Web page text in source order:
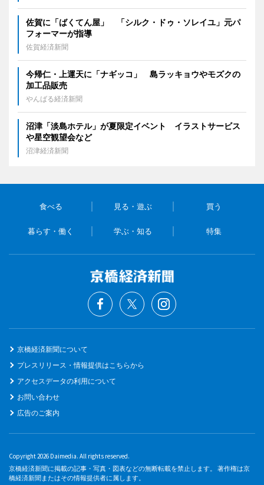
佐賀に「ばくてん屋」 「シルク・ドゥ・ソレイユ」元パ
フォーマーが指導
佐賀経済新聞
今帰仁・上運天に「ナギッコ」 島ラッキョウやモズクの
加工品販売
やんばる経済新聞
沼津「淡島ホテル」が夏限定イベント イラストサービス
や星空観望会など
沼津経済新聞
食べる 見る・遊ぶ 買う
暮らす・働く 学ぶ・知る 特集
京橋経済新聞について
プレスリリース・情報提供はこちらから
アクセスデータの利用について
お問い合わせ
広告のご案内
Copyright 2026 Daimedia. All rights reserved.
京橋経済新聞に掲載の記事・写真・図表などの無断転載を禁止します。 著作権は京
橋経済新聞またはその情報提供者に属します。